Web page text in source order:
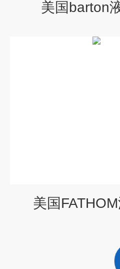
美国barton
美国